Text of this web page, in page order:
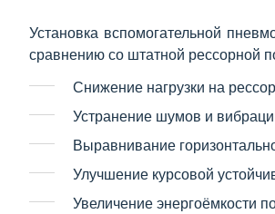
Установка вспомогательной
сравнению со штатной рессорной
Снижение нагрузки на
Устранение шумов и
Выравнивание
Улучшение курсовой
Увеличение энергоёмкости